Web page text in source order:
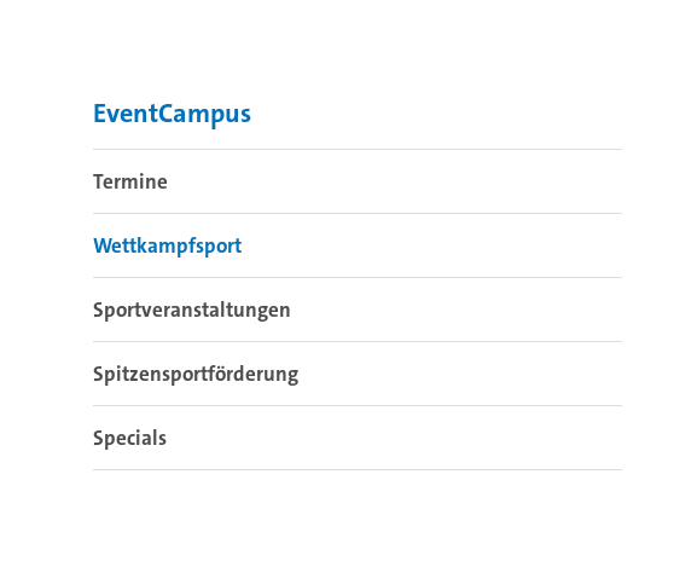
EventCampus
Termine
Wettkampfsport
Sportveranstaltungen
Spitzensportförderung
Specials